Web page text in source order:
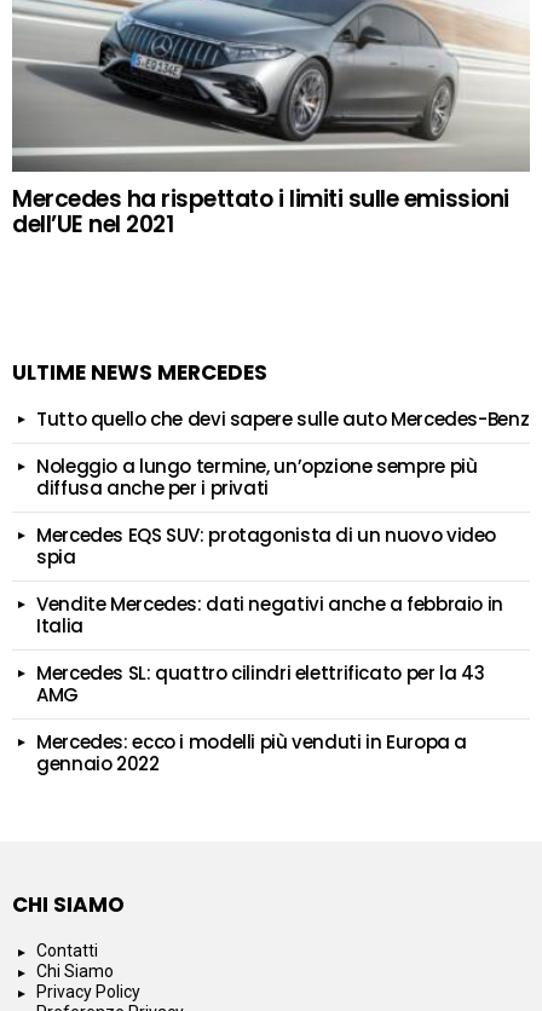
Mercedes ha rispettato i limiti sulle emissioni
dell’UE nel 2021
ULTIME NEWS MERCEDES
Tutto quello che devi sapere sulle auto Mercedes-Benz
Noleggio a lungo termine, un’opzione sempre più
diffusa anche per i privati
Mercedes EQS SUV: protagonista di un nuovo video
spia
Vendite Mercedes: dati negativi anche a febbraio in
Italia
Mercedes SL: quattro cilindri elettrificato per la 43
AMG
Mercedes: ecco i modelli più venduti in Europa a
gennaio 2022
CHI SIAMO
Contatti
Chi Siamo
Privacy Policy